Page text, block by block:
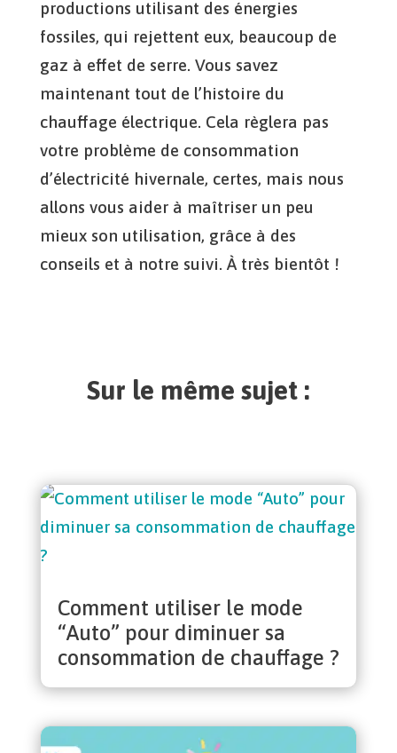
productions utilisant des énergies
fossiles, qui rejettent eux, beaucoup de
gaz à effet de serre. Vous savez
maintenant tout de l’histoire du
chauffage électrique. Cela règlera pas
votre problème de consommation
d’électricité hivernale, certes, mais nous
allons vous aider à maîtriser un peu
mieux son utilisation, grâce à des
conseils et à notre suivi. À très bientôt !
Sur le même sujet :
Comment utiliser le mode
“Auto” pour diminuer sa
consommation de chauffage ?